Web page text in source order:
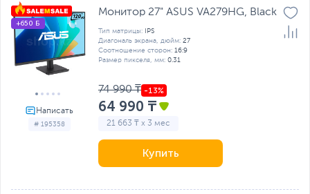
# 195358
+650 Б
Монитор 27" ASUS VA279HG, Black
Тип матрицы:
IPS
Диагональ экрана, дюйм: 27
Соотношение сторон: 16:9
Размер пикселя, мм: 0.31
74 990 ₸
64 990 ₸
21 663 ₸ x 3 мес
Купить